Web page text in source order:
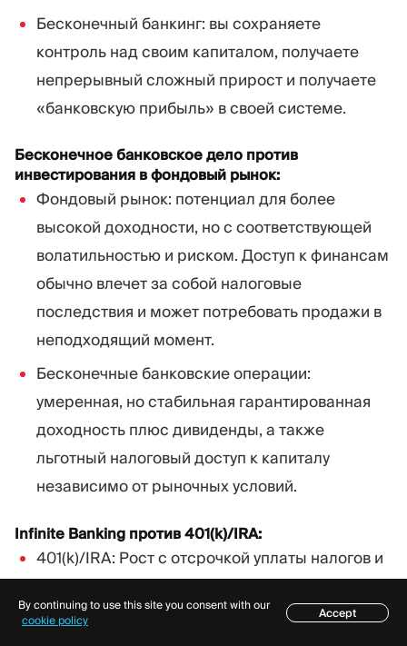
Бесконечный банкинг: вы сохраняете
контроль над своим капиталом, получаете
непрерывный сложный прирост и получаете
«банковскую прибыль» в своей системе.
Бесконечное банковское дело против
инвестирования в фондовый рынок:
Фондовый рынок: потенциал для более
высокой доходности, но с соответствующей
волатильностью и риском. Доступ к финансам
обычно влечет за собой налоговые
последствия и может потребовать продажи в
неподходящий момент.
Бесконечные банковские операции:
умеренная, но стабильная гарантированная
доходность плюс дивиденды, а также
льготный налоговый доступ к капиталу
независимо от рыночных условий.
Infinite Banking против 401(k)/IRA:
401(k)/IRA: Рост с отсрочкой уплаты налогов и
штрафами за ранний доступ. Правительство
устанавливает лимиты взносов и требования к
Содержание
By continuing to use this site you consent with our
cookie policy
Accept